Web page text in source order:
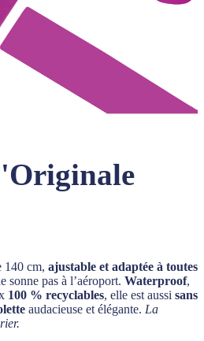
140 cm, ajustable et adaptée à toutes
sonne pas à l’aéroport. Waterproof,
100 % recyclables, elle est aussi sans
audacieuse et élégante. La